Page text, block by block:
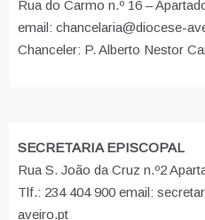
Rua do Carmo n.º 16 –
email: chancelaria@diocese-
Chanceler: P. Alberto Nestor
SECRETARIA EPISCOPAL
Rua S. João da Cruz n.º2
Tlf.: 234 404 900 email:
aveiro.pt